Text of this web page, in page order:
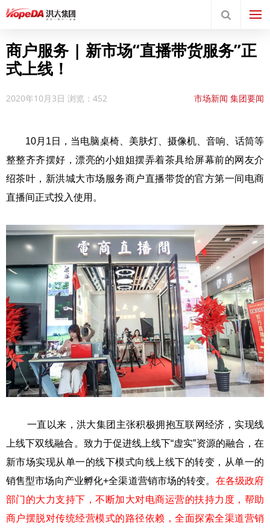
商户服务 | 新市场“直播带货服务”正
式上线！
2020年10月3日 浏览：452 市场新闻 集团要闻
10月1日，当电脑桌椅、美肤灯、摄像机、音响、话筒等
整整齐齐摆好，漂亮的小姐姐摆弄着茶具给屏幕前的网友介
绍茶叶，新洪城大市场服务商户直播带货的官方第一间电商
直播间正式投入使用。
一直以来，洪大集团主张积极拥抱互联网经济，实现线
上线下双线融合。致力于促进线上线下“虚实”资源的融合，在
新市场实现从单一的线下模式向线上线下的转变，从单一的
销售型市场向产业孵化+全渠道营销市场的转变。 在各级政府
部门的大力支持下，不断加大对电商运营的扶持力度，帮助
商户摆脱对传统经营模式的路径依赖，全面探索全渠道营销